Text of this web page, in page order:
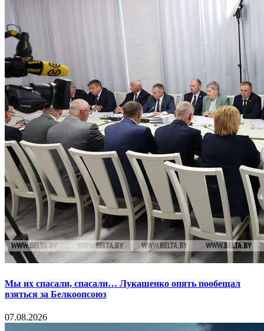
Мы их спасали, спасали… Лукашенко опять пообещал
взяться за Белкоопсоюз
07.08.2026